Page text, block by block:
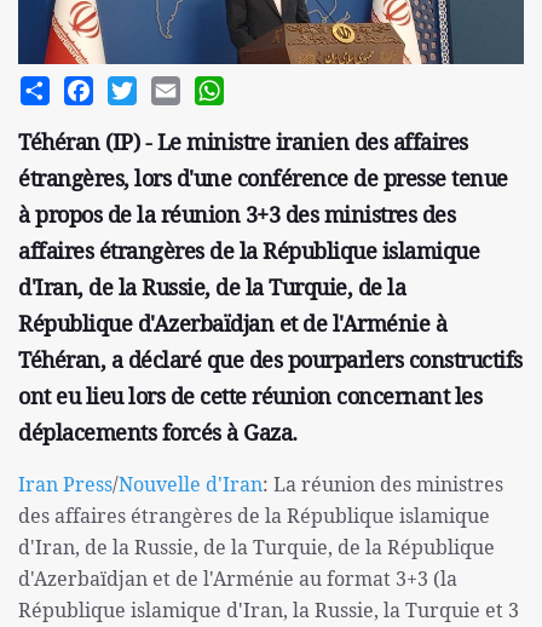
Share FacebookTwitterEmail
Téhéran (IP) - Le ministre iranien des affaires
étrangères, lors d'une conférence de presse tenue
à propos de la réunion 3+3 des ministres des
affaires étrangères de la République islamique
d'Iran, de la Russie, de la Turquie, de la
République d'Azerbaïdjan et de l'Arménie à
Téhéran, a déclaré que des pourparlers constructifs
ont eu lieu lors de cette réunion concernant les
déplacements forcés à Gaza.
Iran Press/Nouvelle d'Iran: La réunion des ministres
des affaires étrangères de la République islamique
d'Iran, de la Russie, de la Turquie, de la République
d'Azerbaïdjan et de l'Arménie au format 3+3 (la
République islamique d'Iran, la Russie, la Turquie et 3